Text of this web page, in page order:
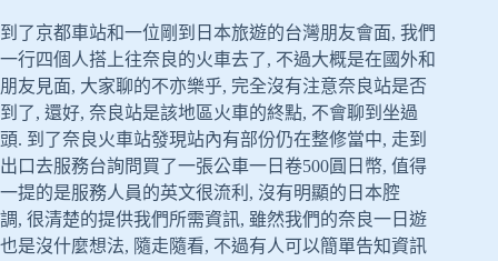
到了京都車站和一位剛到日本旅遊的台灣朋友會面, 我們
一行四個人搭上往奈良的火車去了, 不過大概是在國外和
朋友見面, 大家聊的不亦樂乎, 完全沒有注意奈良站是否
到了, 還好, 奈良站是該地區火車的終點, 不會聊到坐過
頭. 到了奈良火車站發現站內有部份仍在整修當中, 走到
出口去服務台詢問買了一張公車一日卷500圓日幣, 值得
一提的是服務人員的英文很流利, 沒有明顯的日本腔
調, 很清楚的提供我們所需資訊, 雖然我們的奈良一日遊
也是沒什麼想法, 隨走隨看, 不過有人可以簡單告知資訊